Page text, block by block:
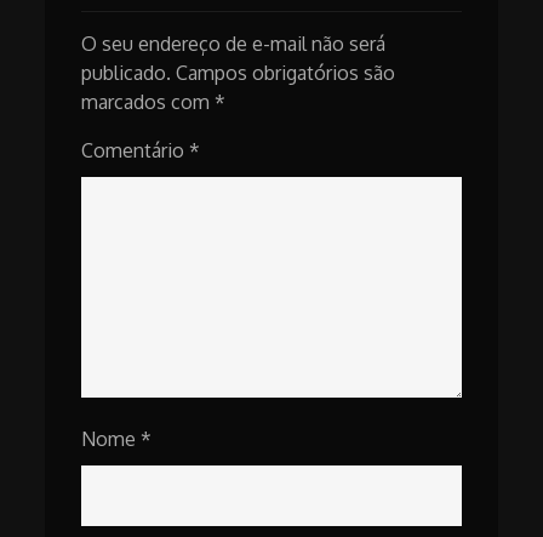
O seu endereço de e-mail não será
publicado. Campos obrigatórios são
marcados com *
Comentário *
Nome *